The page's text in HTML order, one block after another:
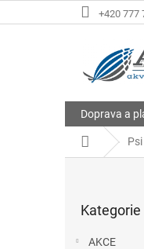
na
+420 777
Doprava a
Domů Psi
kategorie
Kategorie
AKCE